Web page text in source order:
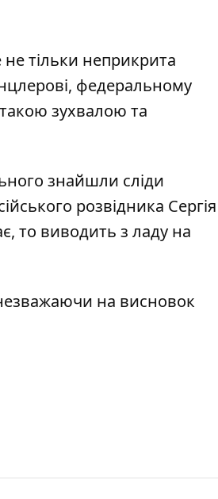
тільки неприкрита
федеральному
зухвалою та
знайшли сліди
розвідника Сергія
то виводить з ладу на
на висновок